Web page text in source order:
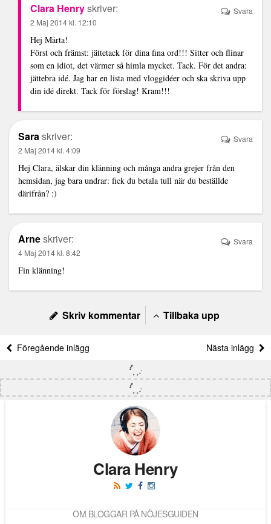
Clara Henryskriver:
2 Maj 2014 kl. 12:10
Hej Märta!
Först och främst: jättetack för dina fina ord!!! Sitter och flinar
som en idiot, det värmer så himla mycket. Tack. För det andra:
jättebra idé. Jag har en lista med vloggidéer och ska skriva upp
din idé direkt. Tack för förslag! Kram!!!
Svara
Saraskriver:
2 Maj 2014 kl. 4:09
Hej Clara, älskar din klänning och många andra grejer från den
hemsidan, jag bara undrar: fick du betala tull när du beställde
därifrån? :)
Svara
Arneskriver:
4 Maj 2014 kl. 8:42
Fin klänning!
Svara
Skriv kommentar Tillbaka upp
Föregående inlägg Nästa inlägg
Clara Henry
OM BLOGGAR PÅ NÖJESGUIDEN